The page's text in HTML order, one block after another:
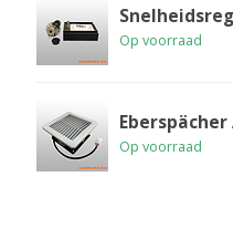
Op voorraad
Op voorraad